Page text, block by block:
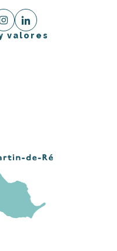
valores